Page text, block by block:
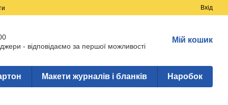
Вхід
- відповідаємо за першої можливості
Мій кошик
Макети журналів і бланків Наробок